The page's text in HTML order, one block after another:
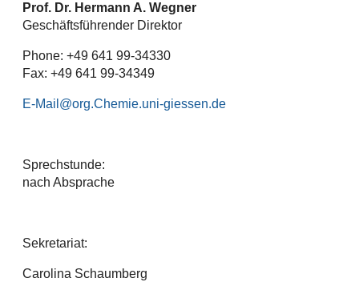
Prof. Dr. Hermann A. Wegner
Geschäftsführender Direktor
Phone: +49 641 99-34330
Fax: +49 641 99-34349
E-Mail
Sprechstunde:
nach Absprache
Sekretariat:
Carolina Schaumberg